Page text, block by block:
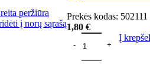
peržiūra
į norų sąrašą
Prekės kodas: 502111
1,80 €
Į